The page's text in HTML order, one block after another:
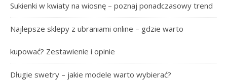
Sukienki w kwiaty na wiosnę – poznaj ponadczasowy trend
Najlepsze sklepy z ubraniami online – gdzie warto
kupować? Zestawienie i opinie
Długie swetry – jakie modele warto wybierać?